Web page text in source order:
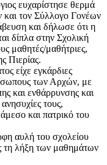
ευχαρίστησε θερμά
και τον Σύλλογο Γονέων
και δήλωσε ότι η
δίπλα στην Σχολική
μαθητές/μαθήτριες,
Πιερίας.
είχε εγκάρδιες
των Αρχών, με
και ενθάρρυνσης και
τους,
και πατρικό του
αυλή του σχολείου
τη λήξη των μαθημάτων